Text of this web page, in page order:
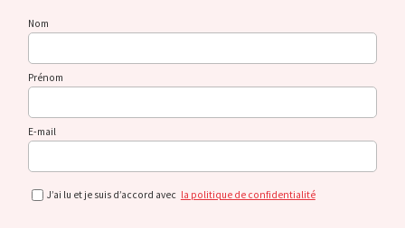
Nom
Prénom
E-mail
J’ai lu et je suis d’accord avec la politique de confidentialité